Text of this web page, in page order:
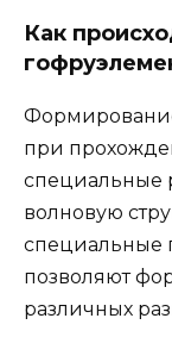
Как
при
специальные
волновую
специальные
позволяют
различных